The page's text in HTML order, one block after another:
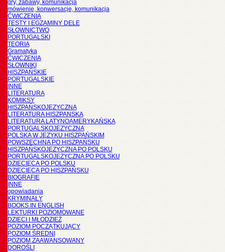
gry, zabawy, komunikacja
mówienie, konwersacje, komunikacja
ĆWICZENIA
TESTY I EGZAMINY DELE
SŁOWNICTWO
PORTUGALSKI
TEORIA
Gramatyka
ĆWICZENIA
SŁOWNIKI
HISZPAŃSKIE
PORTUGALSKIE
INNE
LITERATURA
KOMIKSY
HISZPAŃSKOJĘZYCZNA
LITERATURA HISZPANSKA
LITERATURA LATYNOAMERYKAŃSKA
PORTUGALSKOJĘZYCZNA
POLSKA W JĘZYKU HISZPAŃSKIM
POWSZECHNA PO HISZPAŃSKU
HISZPAŃSKOJĘZYCZNA PO POLSKU
PORTUGALSKOJĘZYCZNA PO POLSKU
DZIECIĘCA PO POLSKU
DZIECIĘCA PO HISZPAŃSKU
BIOGRAFIE
INNE
opowiadania
KRYMINAŁY
BOOKS IN ENGLISH
LEKTURKI POZIOMOWANE
DZIECI I MŁODZIEŻ
POZIOM POCZĄTKUJĄCY
POZIOM ŚREDNI
POZIOM ZAAWANSOWANY
DOROŚLI